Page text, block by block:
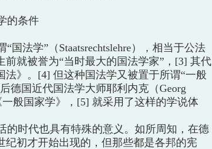
的条件
法学”（Staatsrechtslehre），相当于公法
就被誉为“当时最大的国法学家”，[3] 其代
》。[4] 但这种国法学又被置于所谓“一般
德国近代国法学大师耶利内克（Georg
一般国家学》，[5] 就采用了这样的学说体
时代也具有特殊的意义。如所周知，在德
纪初才开始出现的，但那些都是各邦的宪